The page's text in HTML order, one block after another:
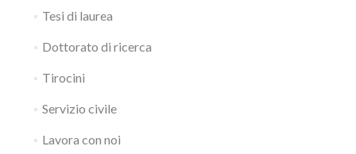
Tesi di laurea
Dottorato di ricerca
Tirocini
Servizio civile
Lavora con noi